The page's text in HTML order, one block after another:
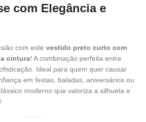
com Elegância e
com este vestido preto curto com
cintura! A combinação perfeita entre
Ideal para quem quer causar
em festas, baladas, aniversários ou
moderno que valoriza a silhueta e